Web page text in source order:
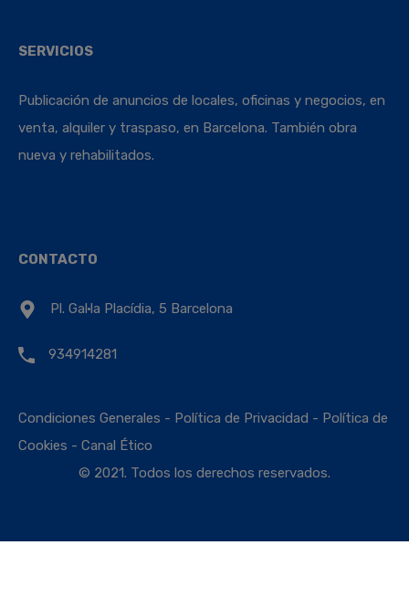
SERVICIOS
Publicación de anuncios de locales, oficinas y negocios, en
venta, alquiler y traspaso, en Barcelona. También obra
nueva y rehabilitados.
CONTACTO
Pl. Gal·la Placídia, 5 Barcelona
934914281
Condiciones Generales - Política de Privacidad - Política de
Cookies - Canal Ético
© 2021. Todos los derechos reservados.